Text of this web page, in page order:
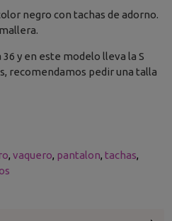
negro con tachas de adorno.
y en este modelo lleva la S
recomendamos pedir una talla
vaquero pantalon tachas